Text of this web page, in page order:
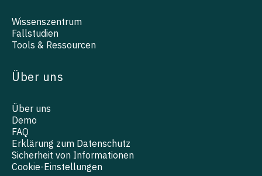
Wissenszentrum
Fallstudien
Tools & Ressourcen
Über uns
Über uns
Demo
FAQ
Erklärung zum Datenschutz
Sicherheit von Informationen
Cookie-Einstellungen